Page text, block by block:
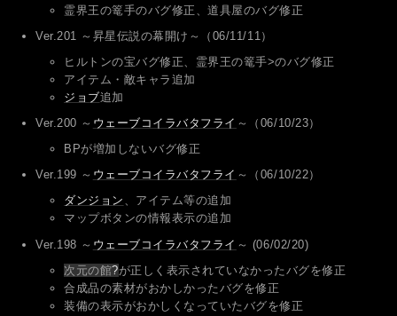
霊界王の篭手のバグ修正、道具屋のバグ修正
Ver.201 ～昇星伝説の幕開け～（06/11/11）
ヒルトンの宝バグ修正、霊界王の篭手>のバグ修正
アイテム・敵キャラ追加
ジョブ追加
Ver.200 ～ ウェーブコイラバタフライ ～（06/10/23）
BPが増加しないバグ修正
Ver.199 ～ ウェーブコイラバタフライ ～（06/10/22）
ダンジョン 、アイテム等の追加
マップボタンの情報表示の追加
Ver.198 ～ ウェーブコイラバタフライ ～ (06/02/20)
次元の館?が正しく表示されていなかったバグを修正
合成品の素材がおかしかったバグを修正
装備の表示がおかしくなっていたバグを修正